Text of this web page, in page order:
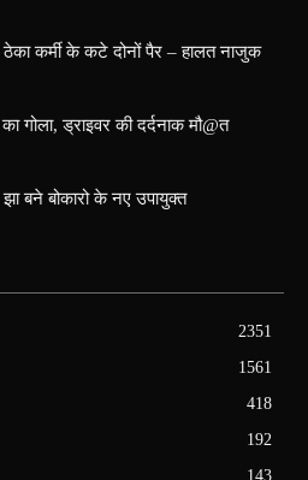
ठेका कर्मी के कटे दोनों पैर – हालत नाजुक
ड्राइवर की दर्दनाक मौ@त
बने बोकारो के नए उपायुक्त
2351
1561
418
192
143